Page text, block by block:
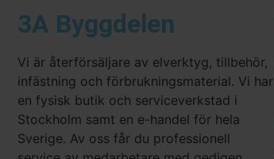
3A Byggdelen
Vi är återförsäljare av elverktyg, tillbehör,
infästning och förbrukningsmaterial. Vi har
en fysisk butik och serviceverkstad i
Stockholm samt en e-handel för hela
Sverige. Av oss får du professionell